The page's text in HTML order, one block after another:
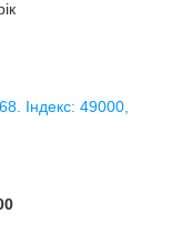
Індекс: 49000,